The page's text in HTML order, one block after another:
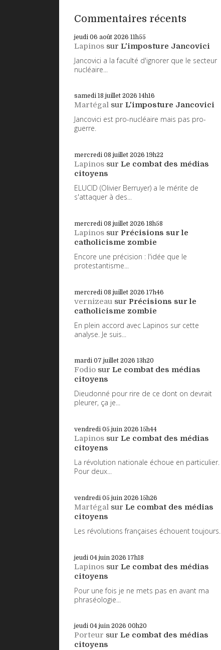
Commentaires récents
jeudi 06 août 2026 11h55
Lapinos sur L'imposture Jancovici
Jancovici a la faculté d'ignorer que le secteur
nucléaire...
samedi 18 juillet 2026 14h16
Martégal sur L'imposture Jancovici
Jancovici est pro-nucléaire mais pas pro-
guerre.
mercredi 08 juillet 2026 19h22
Lapinos sur Le combat des médias
citoyens
ELUCID (Olivier Berruyer) a le mérite de
s'attaquer à des...
mercredi 08 juillet 2026 18h58
Lapinos sur Précisions sur le
catholicisme zombie
Encore une précision : l'idée que le
protestantisme...
mercredi 08 juillet 2026 17h46
vernizeau sur Précisions sur le
catholicisme zombie
En plein accord avec Lapinos sur cette
analyse. Je suis...
mardi 07 juillet 2026 13h20
Fodio sur Le combat des médias
citoyens
Dieudonné pour rire de ce dont on devrait
pleurer, ça je...
vendredi 05 juin 2026 15h44
Lapinos sur Le combat des médias
citoyens
La révolution nationale échoue en particulier.
Pour deux...
vendredi 05 juin 2026 15h26
Martégal sur Le combat des médias
citoyens
Les révolutions françaises échouent toujours.
jeudi 04 juin 2026 17h18
Lapinos sur Le combat des médias
citoyens
Pour une fois je ne mets pas en avant ma
phraséologie...
jeudi 04 juin 2026 00h20
Porteur sur Le combat des médias
citoyens